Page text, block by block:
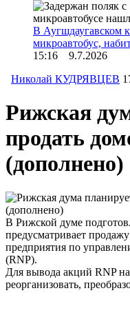
В Аугшдаугавском
микроавтобус,
15:16 9.7.2026
Николай КУДРЯВЦЕВ
Рижская
продать
(дополнено)
В Рижской думе
предусматривает
предприятия по
(RNP).
Для вывода акций RNP
реорганизовать,